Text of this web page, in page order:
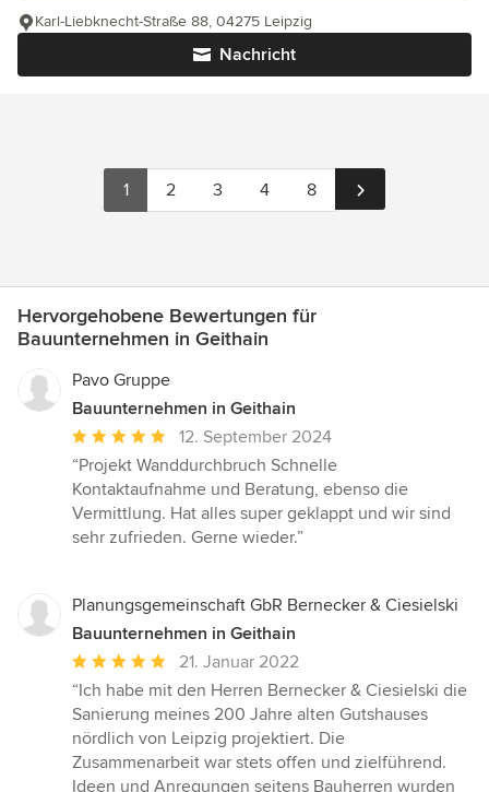
Nachricht
Karl-Liebknecht-Straße 88, 04275 Leipzig
1 2 3 4 8
Hervorgehobene Bewertungen für
Bauunternehmen in Geithain
Pavo Gruppe
Bauunternehmen in Geithain
Durchschnittliche
Bewertung:
5
von
5
12. September 2024
“Projekt Wanddurchbruch Schnelle
Kontaktaufnahme und Beratung, ebenso die
Vermittlung. Hat alles super geklappt und wir sind
sehr zufrieden. Gerne wieder.”
Planungsgemeinschaft GbR Bernecker & Ciesielski
Bauunternehmen in Geithain
Durchschnittliche
Bewertung:
5
von
5
Sternen
21. Januar 2022
“Ich habe mit den Herren Bernecker & Ciesielski die
Sanierung meines 200 Jahre alten Gutshauses
nördlich von Leipzig projektiert. Die
Zusammenarbeit war stets offen und zielführend.
Ideen und Anregungen seitens Bauherren wurden